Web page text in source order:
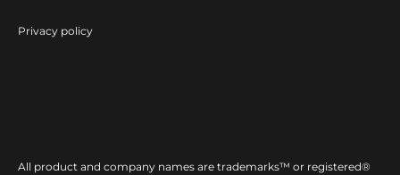
Privacy policy
All product and company names are trademarks™ or registered®